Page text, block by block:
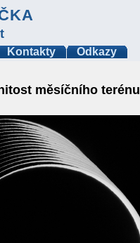
Kontakty Odkazy
měsíčního terénu